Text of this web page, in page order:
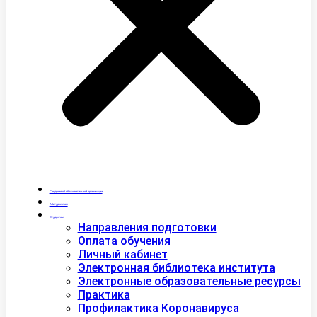
Сведения об образовательной организации
Абитуриентам
Студентам
Направления подготовки
Оплата обучения
Личный кабинет
Электронная библиотека института
Электронные образовательные ресурсы
Практика
Профилактика Коронавируса